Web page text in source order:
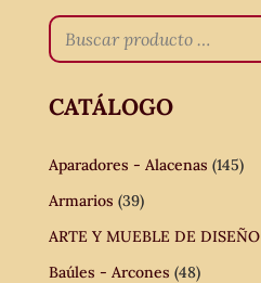
CATÁLOGO
Aparadores - Alacenas (145)
Armarios (39)
ARTE Y MUEBLE DE DISEÑO
Baúles - Arcones (48)